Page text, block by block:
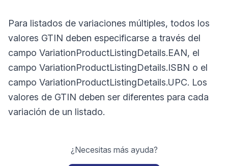
Para listados de variaciones múltiples, todos los
valores GTIN deben especificarse a través del
campo VariationProductListingDetails.EAN, el
campo VariationProductListingDetails.ISBN o el
campo VariationProductListingDetails.UPC. Los
valores de GTIN deben ser diferentes para cada
variación de un listado.
¿Necesitas más ayuda?